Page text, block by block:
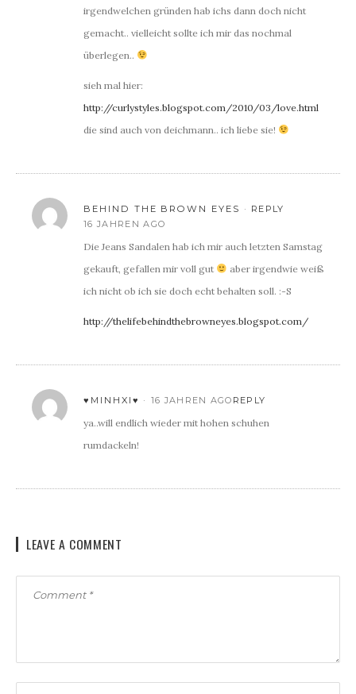
irgendwelchen gründen hab ichs dann doch nicht
gemacht.. vielleicht sollte ich mir das nochmal
überlegen..
sieh mal hier:
http://curlystyles.blogspot.com/2010/03/love.html
die sind auch von deichmann.. ich liebe sie!
BEHIND THE BROWN EYES
16 JAHREN AGO
REPLY
Die Jeans Sandalen hab ich mir auch letzten Samstag
gekauft, gefallen mir voll gut
aber irgendwie weiß
ich nicht ob ich sie doch echt behalten soll. :-S
http://thelifebehindthebrowneyes.blogspot.com/
♥MINHXI♥ 16 JAHREN AGO REPLY
ya..will endlich wieder mit hohen schuhen
rumdackeln!
LEAVE A COMMENT